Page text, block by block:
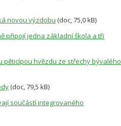
novou výzdobu (doc, 75,0 kB)
připojí jedna základní škola a tři
pěticípou hvězdu ze střechy bývalého
(doc, 79,5 kB)
součástí integrovaného